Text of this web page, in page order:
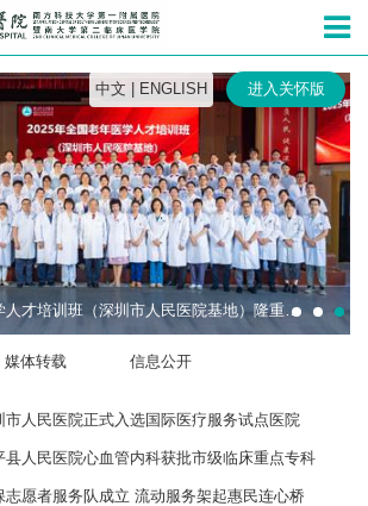
深圳市人民
中文 ENGLISH 进入关怀版
2025年全国老年医学人才培训班（深圳市人民医院基地）隆重开班
媒体转载 信息公开
市人民医院正式入选国际医疗服务试点医院
县人民医院心血管内科获批市级临床重点专科
志愿者服务队成立 流动服务架起惠民连心桥